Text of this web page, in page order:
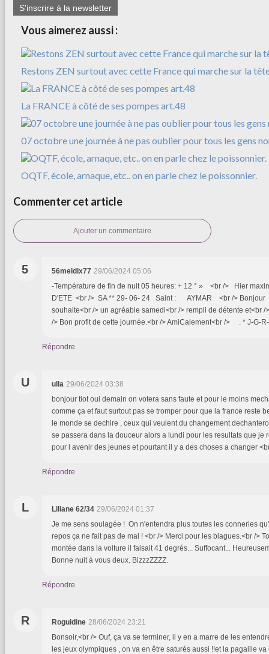
S'inscrire à la newsletter
Vous aimerez aussi :
Restons ZEN surtout avec cette France qui marche sur la
La FRANCE à côté de ses pompes art.48
07 octobre une journée à ne pas oublier pour tous les gens
OQTF, école, arnaque, etc.. on en parle chez le poissonnier.
Commenter cet article
Ajouter un commentaire
5 56meldix77 29/06/2024 05:06
-Température de fin de nuit 05 heures: + 12 ° » <br /> Hier
D'ETE <br /> SA ** 29- 06- 24 Saint : AYMAR <br /> Bonjour
souhaite<br /> un agréable samedi<br /> rempli de détente et<br /
/> Bon profit de cette journée.<br /> AmiCalement<br /> . * J-G-
Répondre
U ulla 29/06/2024 03:38
bonjour tiot oui demain on votera sans faute et pour le moins
comme ça et faut surtout pas se tromper pour que la france reste
le monde se dechire , ceux qui veulent du changement
se passera dans la douceur alors a lundi pour les resultats que je
pour l avenir des jeunes et pourtant il y a des choses a changer
Répondre
L Liliane 62/34 29/06/2024 01:37
Je me sens soulagée ! On n'entendra plus toutes les conneries
repos ça ne fait pas de mal ! <br /> Merci pour les blagues.<br />
montée dans la voiture il faisait 41 degrés... Suffocant...
Bonne nuit à vous deux. BizzzZZZZ.
Répondre
R Roguidine 28/06/2024 23:21
Bonsoir,<br /> Ouf, ça va se terminer, il y en a marre de les
les jeux olympiques , on va en être saturés aussi !!et la pagaille va